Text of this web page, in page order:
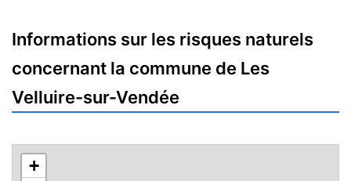
Informations sur les risques naturels
concernant la commune de Les
Velluire-sur-Vendée
+